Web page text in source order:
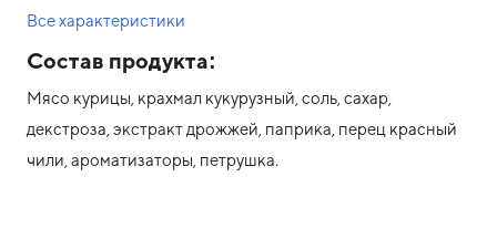
Все характеристики
Состав продукта:
Мясо курицы, крахмал кукурузный, соль, сахар,
декстроза, экстракт дрожжей, паприка, перец красный
чили, ароматизаторы, петрушка.